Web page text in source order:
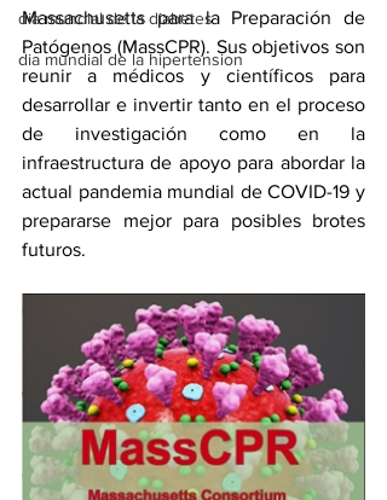
dia mundial de la diabetes
dia mundial de la hipertension
Massachusetts para la Preparación de
Patógenos (MassCPR). Sus objetivos son
reunir a médicos y científicos para
desarrollar e invertir tanto en el proceso
de investigación como en la
infraestructura de apoyo para abordar la
actual pandemia mundial de COVID-19 y
prepararse mejor para posibles brotes
futuros.